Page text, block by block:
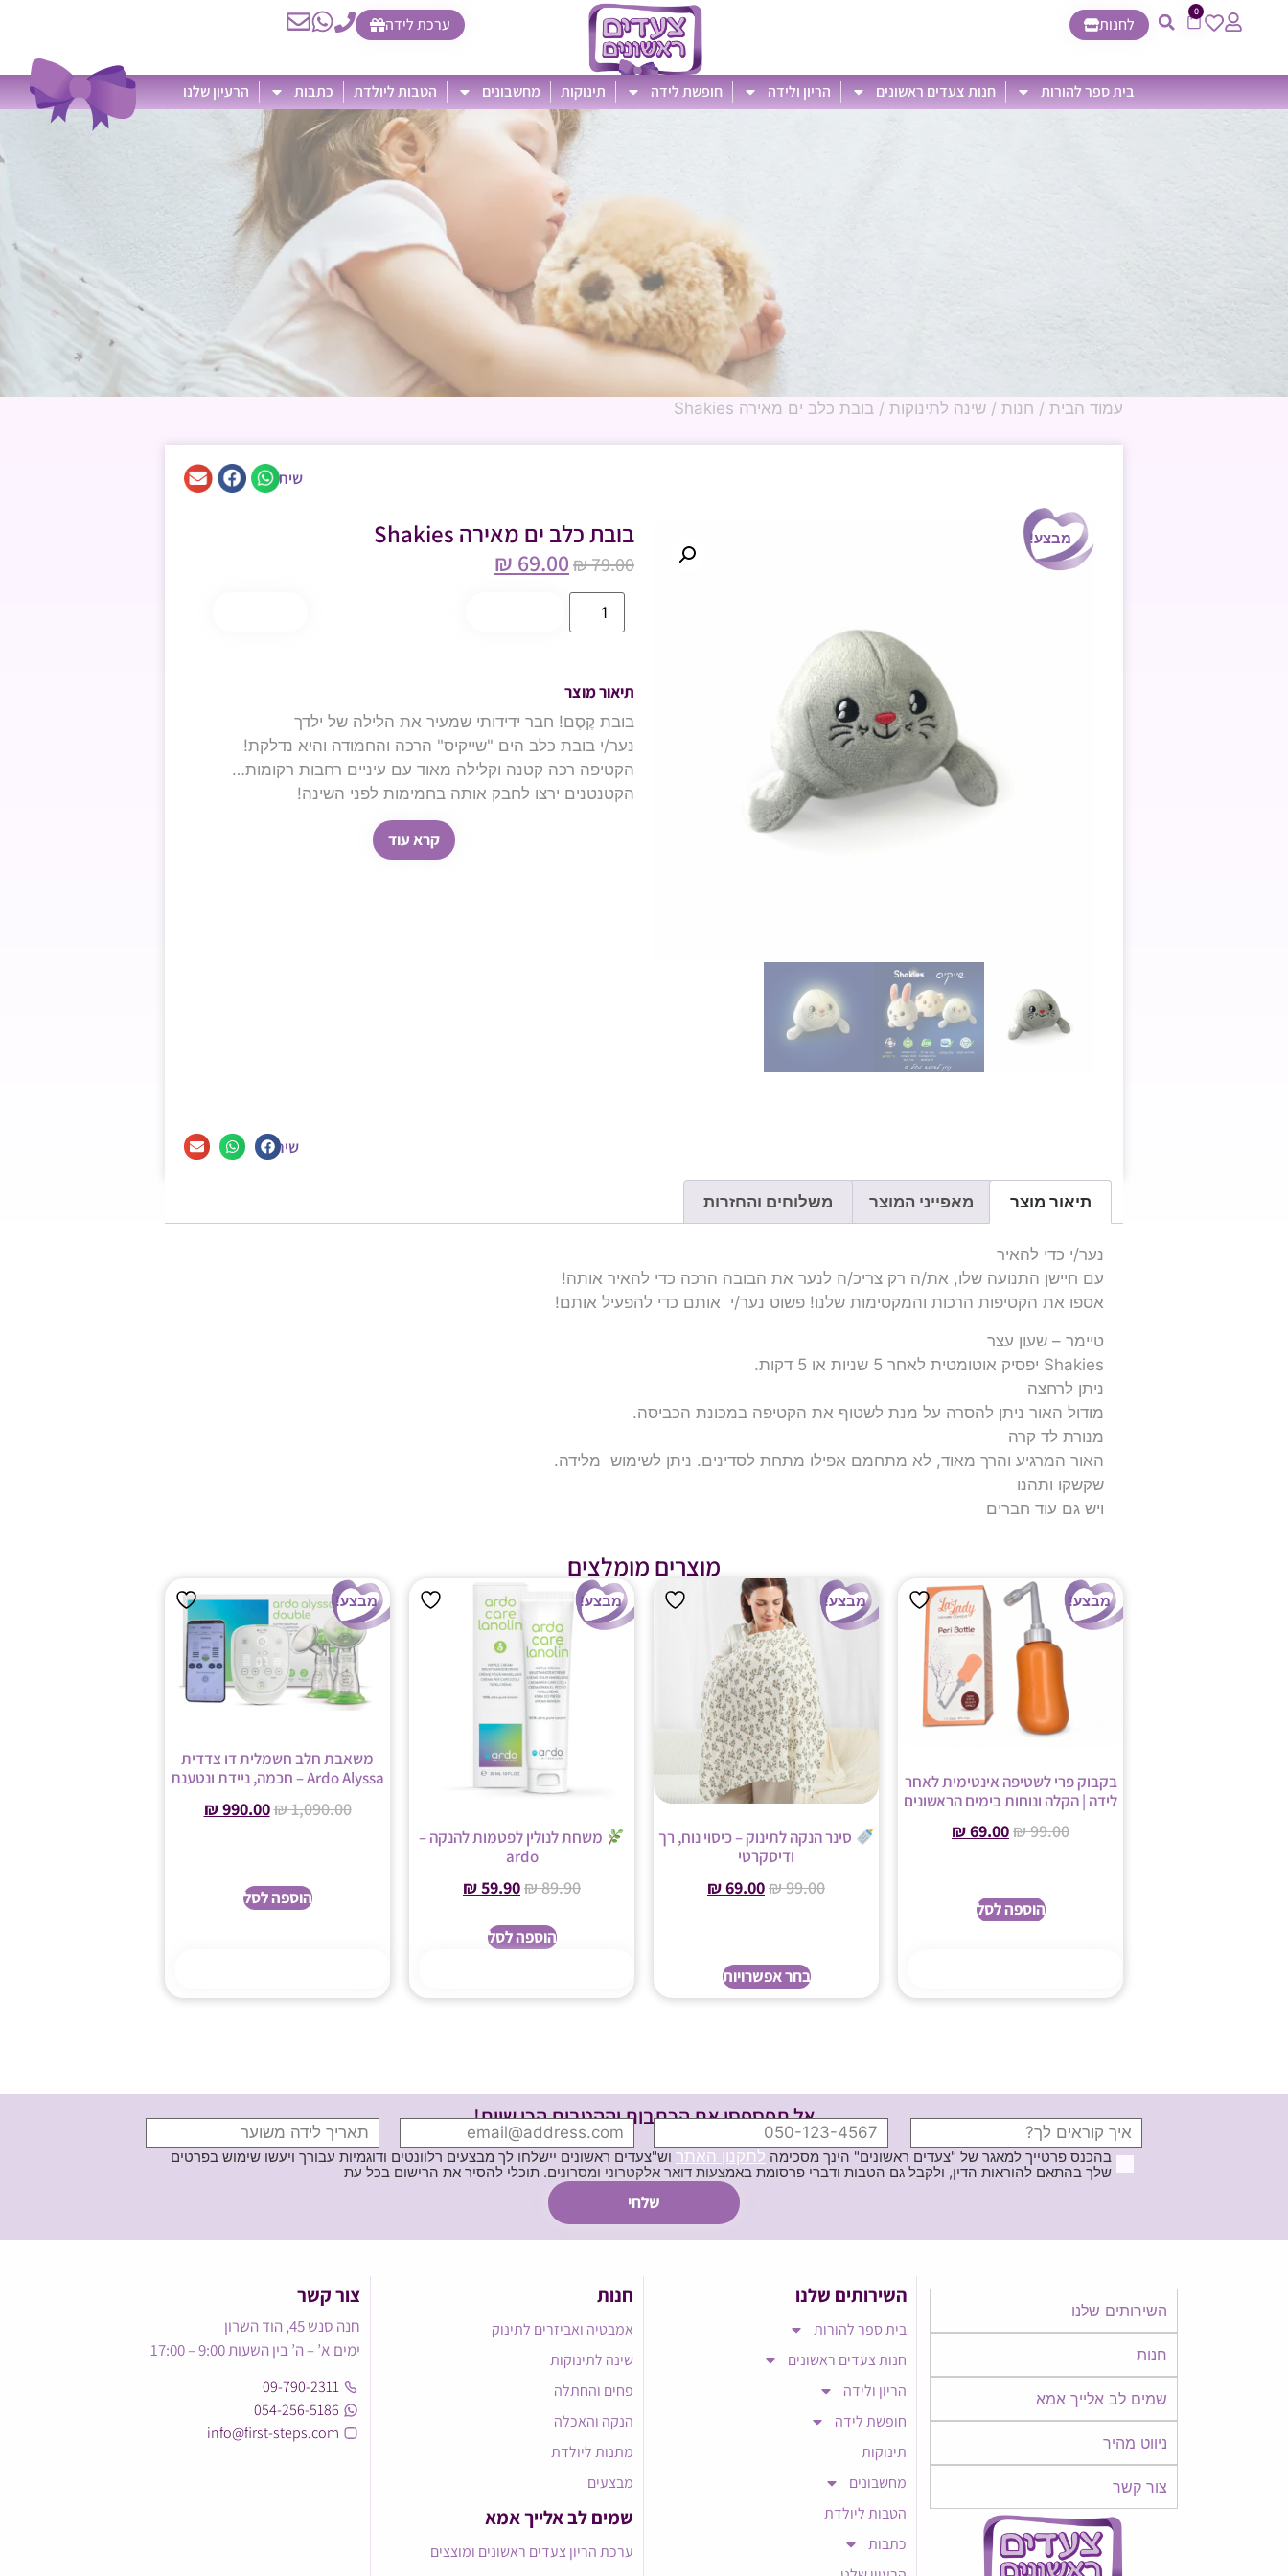
0
לחנות ערכת לידה
בית ספר להורות חנות צעדים ראשונים הריון ולידה חופשת לידה תינוקות מחשבונים הטבות ליולדת כתבות הרעיון שלנו
עמוד הבית / חנות / שינה לתינוקות / בובת כלב ים מאירה Shakies
שיתוף
מבצע! בובת כלב ים מאירה Shakies
₪79.00
₪ 69.00
תיאור מוצר
בובת קֶסֶם! חבר ידידותי שמעיר את הלילה של ילדך
נער/י בובת כלב הים "שייקיס" הרכה והחמודה והיא נדלקת!
הקטיפה רכה קטנה וקלילה מאוד עם עיניים רחבות רקומות…
הקטנטנים ירצו לחבק אותה בחמימות לפני השינה!
קרא עוד
שיתוף
תיאור מוצר מאפייני המוצר משלוחים והחזרות
נער/י כדי להאיר
עם חיישן התנועה שלו, את/ה רק צריכ/ה לנער את הבובה הרכה כדי להאיר אותה!
אספו את הקטיפות הרכות והמקסימות שלנו! פשוט נער/י אותם כדי להפעיל אותם!
טיימר – שעון עצר
Shakies יפסיק אוטומטית לאחר 5 שניות או 5 דקות.
ניתן לרחצה
מודול האור ניתן להסרה על מנת לשטוף את הקטיפה במכונת הכביסה.
מנורת לד קרה
האור המרגיע והרך מאוד, לא מתחמם אפילו מתחת לסדינים. ניתן לשימוש מלידה.
​שקשקו ותהנו
ויש גם עוד חברים
מוצרים מומלצים
מבצע!
בקבוק פרי לשטיפה אינטימית לאחר
לידה | הקלה ונוחות בימים הראשונים
₪99.00
₪69.00
הוספה לסל
מבצע!
סינר הנקה לתינוק – כיסוי נוח, רך
ודיסקרטי
₪99.00
₪69.00
בחר אפשרויות
מבצע!
משחת לנולין לפטמות להנקה –
ardo
₪89.90
₪59.90
הוספה לסל
מבצע!
משאבת חלב חשמלית דו צדדית
Ardo Alyssa – חכמה, ניידת ונטענת
₪1,090.00
₪990.00
הוספה לסל
אל תפספסי את הכתבות וההטבות הכי שוות!
בהכנס פרטייך למאגר של "צעדים ראשונים" הינך מסכימה לתקנון האתר וש"צעדים ראשונים יישלחו לך מבצעים רלוונטים ודוגמיות עבורך ויעשו שימוש בפרטים
שלך בהתאם להוראות הדין, ולקבל גם הטבות ודברי פרסומת באמצעות דואר אלקטרוני ומסרונים. תוכלי להסיר את הרישום בכל עת
השירותים שלנו
חנות
שמים לב אלייך אמא​​
ניווט מהיר
צור קשר
השירותים שלנו
בית ספר להורות
חנות צעדים ראשונים
הריון ולידה
חופשת לידה
תינוקות
מחשבונים
הטבות ליולדת
כתבות
חנות
אמבטיה ואביזרים לתינוק
שינה לתינוקות
פחים והחתלה
הנקה והאכלה
מתנות ליולדת
מבצעים
שמים לב אלייך אמא​
ערכת הריון צעדים ראשונים ומוצצים
צור קשר
חנה סנש 45, הוד השרון
ימים א’ – ה’ בין השעות 9:00 – 17:00
09-790-2311
054-256-5186
info@first-steps.com